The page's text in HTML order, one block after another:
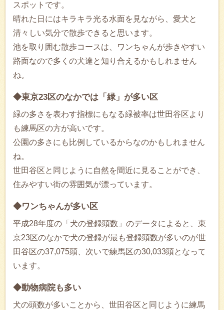
スポットです。
晴れた日にはキラキラ光る水面を見ながら、愛犬と
清々しい気分で散歩できると思います。
池を取り囲む散歩コースは、ワンちゃんが歩きやすい
路面なので多くの犬達と知り合えるかもしれません
ね。
◆東京23区のなかでは「緑」が多い区
緑の多さを表わす指標にもなる緑被率は世田谷区より
も練馬区の方が高いです。
公園の多さにも比例しているからなのかもしれません
ね。
世田谷区と同じように自然を間近に見ることができ、
住みやすい街の雰囲気が漂っています。
◆ワンちゃんが多い区
平成28年度の「犬の登録頭数」のデータによると、東
京23区のなかで犬の登録が最も登録頭数が多いのが世
田谷区の37,075頭、次いで練馬区の30,033頭となって
います。
◆動物病院も多い
犬の頭数が多いことから、世田谷区と同じように練馬